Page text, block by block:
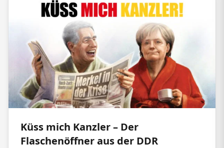
Küss mich Kanzler – Der
Flaschenöffner aus der DDR